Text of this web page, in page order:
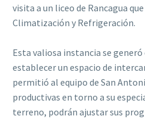
visita a un liceo de Rancagua
Climatización y Refrigeración.
Esta valiosa instancia se
establecer un espacio de
permitió al equipo de San
productivas en torno a su
terreno, podrán ajustar sus